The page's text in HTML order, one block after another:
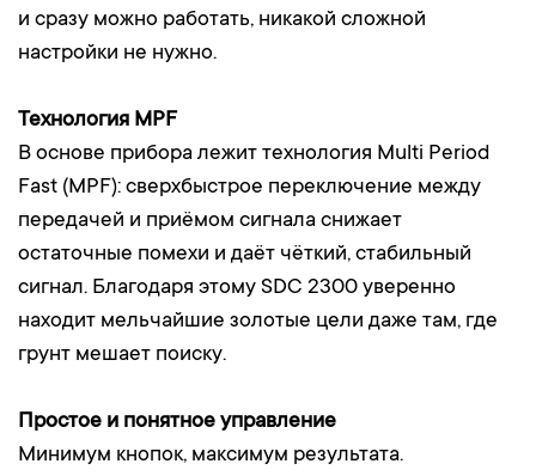
и сразу можно работать, никакой сложной
настройки не нужно.
Технология MPF
В основе прибора лежит технология Multi Period
Fast (MPF): сверхбыстрое переключение между
передачей и приёмом сигнала снижает
остаточные помехи и даёт чёткий, стабильный
сигнал. Благодаря этому SDC 2300 уверенно
находит мельчайшие золотые цели даже там, где
грунт мешает поиску.
Простое и понятное управление
Минимум кнопок, максимум результата.